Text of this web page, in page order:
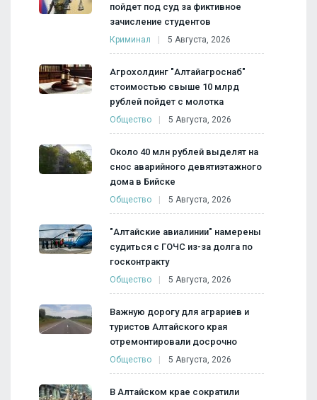
пойдет под суд за фиктивное
зачисление студентов
Криминал 5 Августа, 2026
Агрохолдинг "Алтайагроснаб"
стоимостью свыше 10 млрд
рублей пойдет с молотка
Общество 5 Августа, 2026
Около 40 млн рублей выделят на
снос аварийного девятиэтажного
дома в Бийске
Общество 5 Августа, 2026
"Алтайские авиалинии" намерены
судиться с ГОЧС из-за долга по
госконтракту
Общество 5 Августа, 2026
Важную дорогу для аграриев и
туристов Алтайского края
отремонтировали досрочно
Общество 5 Августа, 2026
В Алтайском крае сократили